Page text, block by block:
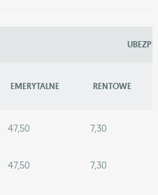
EMERYTALNE RENTOWE
47,50 7,30
47,50 7,30